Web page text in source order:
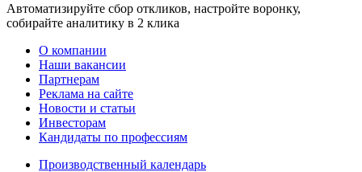
Автоматизируйте сбор откликов, настройте воронку,
собирайте аналитику в 2 клика
О компании
Наши вакансии
Партнерам
Реклама на сайте
Новости и статьи
Инвесторам
Кандидаты по профессиям
Производственный календарь